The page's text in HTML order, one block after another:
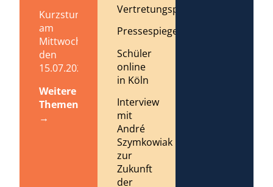
Kurzstundenregelung
am
Mittwoch,
den
15.07.2026
Weitere
Themen
→
Vertretungsplan
Pressespiegel
Schüler
online
in Köln
Interview
mit
André
Szymkowiak
zur
Zukunft
der